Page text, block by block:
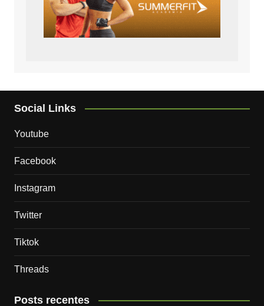
Social Links
Youtube
Facebook
Instagram
Twitter
Tiktok
Threads
Posts recentes